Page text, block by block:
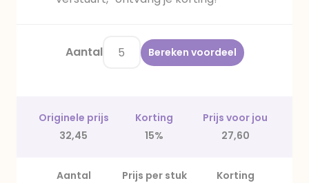
Aantal Bereken voordeel
Originele prijs Korting
Prijs voor jou
32,45
15% 27,60
Aantal Prijs per stuk
Korting